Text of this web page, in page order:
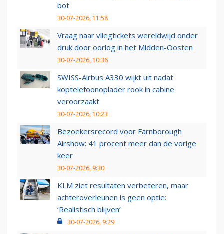
bot
30-07-2026, 11:58
Vraag naar vliegtickets wereldwijd onder
druk door oorlog in het Midden-Oosten
30-07-2026, 10:36
SWISS-Airbus A330 wijkt uit nadat
koptelefoonoplader rook in cabine
veroorzaakt
30-07-2026, 10:23
Bezoekersrecord voor Farnborough
Airshow: 41 procent meer dan de vorige
keer
30-07-2026, 9:30
KLM ziet resultaten verbeteren, maar
achteroverleunen is geen optie:
‘Realistisch blijven’
30-07-2026, 9:29